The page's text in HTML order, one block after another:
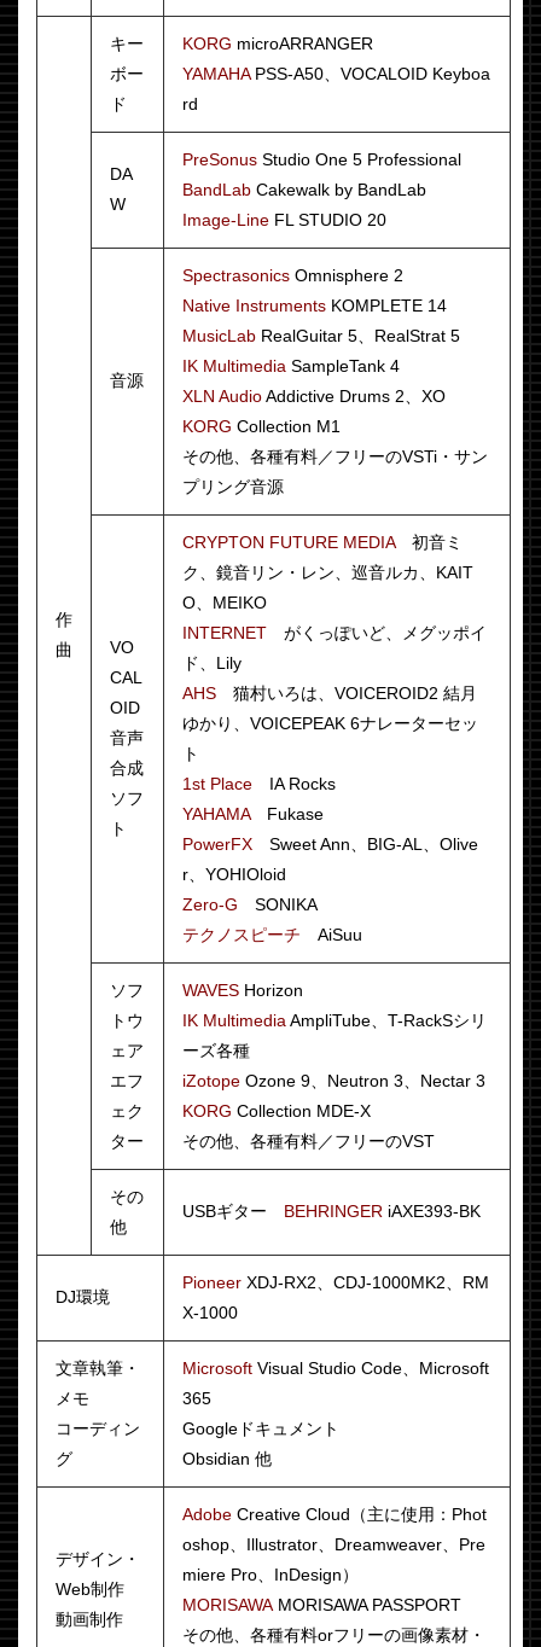
作
曲
キー
ボー
ド
KORG microARRANGER
YAMAHAPSS-A50、VOCALOID Keyboa
rd
DA
W
PreSonus Studio One 5 Professional
BandLab Cakewalk by BandLab
Image-Line FL STUDIO 20
音源
Spectrasonics Omnisphere 2
Native Instruments KOMPLETE 14
MusicLab RealGuitar 5、RealStrat 5
IK Multimedia SampleTank 4
XLN AudioAddictive Drums 2、XO
KORG Collection M1
その他、各種有料／フリーのVSTi・サン
プリング音源
VO
CAL
OID
音声
合成
ソフ
ト
CRYPTON FUTURE MEDIA 初音ミ
ク、鏡音リン・レン、巡音ルカ、KAIT
O、MEIKO
INTERNET がくっぽいど、メグッポイ
ド、Lily
AHS 猫村いろは、VOICEROID2 結月
ゆかり、VOICEPEAK 6ナレーターセッ
ト
1st Place IA Rocks
YAHAMA Fukase
PowerFX Sweet Ann、BIG-AL、Olive
r、YOHIOloid
Zero-G SONIKA
テクノスピーチ AiSuu
ソフ
トウ
ェア
エフ
ェク
ター
WAVES Horizon
IK MultimediaAmpliTube、T-RackSシリ
ーズ各種
iZotope Ozone 9、Neutron 3、Nectar 3
KORG Collection MDE-X
その他、各種有料／フリーのVST
その
他
USBギター BEHRINGER iAXE393-BK
DJ環境
Pioneer XDJ-RX2、CDJ-1000MK2、RM
X-1000
文章執筆・
メモ
コーディン
グ
Microsoft Visual Studio Code、Microsoft
365
Googleドキュメント
Obsidian 他
デザイン・
Web制作
動画制作
Adobe Creative Cloud（主に使用：Phot
oshop、Illustrator、Dreamweaver、Pre
miere Pro、InDesign）
MORISAWAMORISAWA PASSPORT
その他、各種有料orフリーの画像素材・